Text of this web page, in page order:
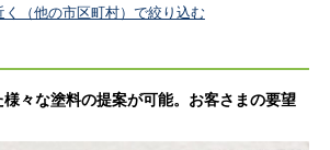
（他の市区町村）で絞り込む
々な塗料の提案が可能。お客さまの要望